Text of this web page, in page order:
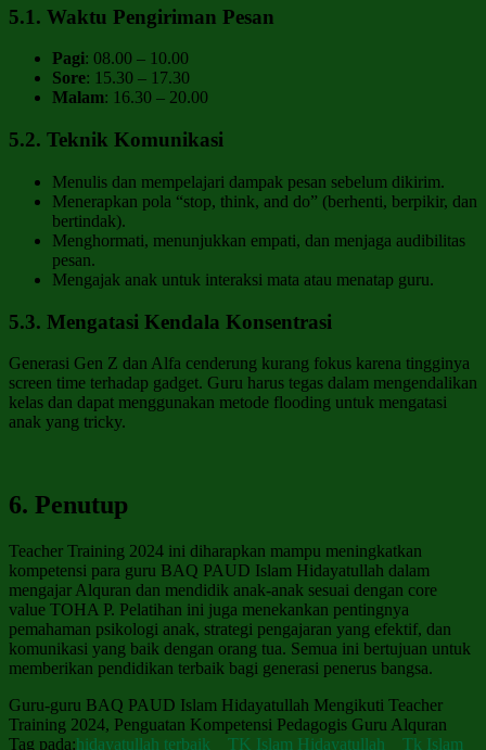
5.1. Waktu Pengiriman Pesan
Pagi: 08.00 – 10.00
Sore: 15.30 – 17.30
Malam: 16.30 – 20.00
5.2. Teknik Komunikasi
Menulis dan mempelajari dampak pesan sebelum dikirim.
Menerapkan pola “stop, think, and do” (berhenti, berpikir, dan
bertindak).
Menghormati, menunjukkan empati, dan menjaga audibilitas
pesan.
Mengajak anak untuk interaksi mata atau menatap guru.
5.3. Mengatasi Kendala Konsentrasi
Generasi Gen Z dan Alfa cenderung kurang fokus karena tingginya
screen time terhadap gadget. Guru harus tegas dalam mengendalikan
kelas dan dapat menggunakan metode flooding untuk mengatasi
anak yang tricky.
6. Penutup
Teacher Training 2024 ini diharapkan mampu meningkatkan
kompetensi para guru BAQ PAUD Islam Hidayatullah dalam
mengajar Alquran dan mendidik anak-anak sesuai dengan core
value TOHA P. Pelatihan ini juga menekankan pentingnya
pemahaman psikologi anak, strategi pengajaran yang efektif, dan
komunikasi yang baik dengan orang tua. Semua ini bertujuan untuk
memberikan pendidikan terbaik bagi generasi penerus bangsa.
Guru-guru BAQ PAUD Islam Hidayatullah Mengikuti Teacher
Training 2024, Penguatan Kompetensi Pedagogis Guru Alquran
Tag pada:hidayatullah terbaik TK Islam Hidayatullah Tk Islam